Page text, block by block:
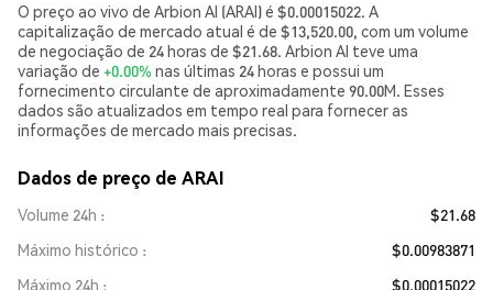
O preço ao vivo de Arbion AI (ARAI) é $0.00015022. A
capitalização de mercado atual é de $13,520.00, com um volume
de negociação de 24 horas de $21.68. Arbion AI teve uma
variação de +0.00% nas últimas 24 horas e possui um
fornecimento circulante de aproximadamente 90.00M. Esses
dados são atualizados em tempo real para fornecer as
informações de mercado mais precisas.
Dados de preço de ARAI
Volume 24h
$21.68
Máximo histórico
$0.00983871
Máximo 24h
$0.00015022